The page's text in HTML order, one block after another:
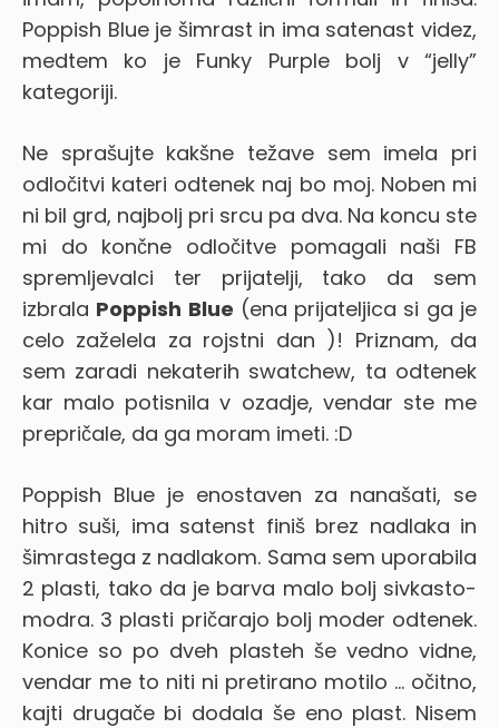
Poppish Blue je šimrast in ima satenast videz,
medtem ko je Funky Purple bolj v “jelly”
kategoriji.
Ne sprašujte kakšne težave sem imela pri
odločitvi kateri odtenek naj bo moj. Noben mi
ni bil grd, najbolj pri srcu pa dva. Na koncu ste
mi do končne odločitve pomagali naši FB
spremljevalci ter prijatelji, tako da sem
izbrala Poppish Blue (ena prijateljica si ga je
celo zaželela za rojstni dan )! Priznam, da
sem zaradi nekaterih swatchew, ta odtenek
kar malo potisnila v ozadje, vendar ste me
prepričale, da ga moram imeti. :D
Poppish Blue je enostaven za nanašati, se
hitro suši, ima satenst finiš brez nadlaka in
šimrastega z nadlakom. Sama sem uporabila
2 plasti, tako da je barva malo bolj sivkasto-
modra. 3 plasti pričarajo bolj moder odtenek.
Konice so po dveh plasteh še vedno vidne,
vendar me to niti ni pretirano motilo … očitno,
kajti drugače bi dodala še eno plast. Nisem